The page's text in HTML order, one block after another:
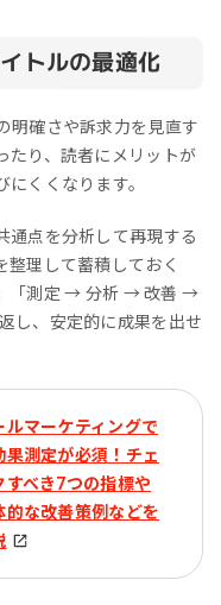
トルの最適化
明確さや訴求力を見直す
たり、読者にメリットが
くくなります。
通点を分析して再現する
整理して蓄積しておく
「測定 → 分析 → 改善 →
し、安定的に成果を出せ
ルマーケティングで
果測定が必須！チェ
すべき7つの指標や
的な改善策例などを